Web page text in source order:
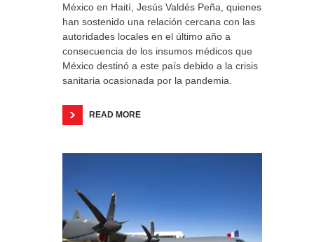
México en Haití, Jesús Valdés Peña, quienes
han sostenido una relación cercana con las
autoridades locales en el último año a
consecuencia de los insumos médicos que
México destinó a este país debido a la crisis
sanitaria ocasionada por la pandemia.
READ MORE